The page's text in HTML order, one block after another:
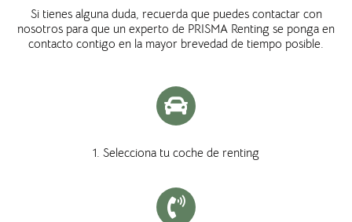
Si tienes alguna duda, recuerda que puedes contactar con
nosotros para que un experto de PRISMA Renting se ponga en
contacto contigo en la mayor brevedad de tiempo posible.
1. Selecciona tu coche de renting